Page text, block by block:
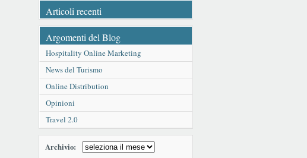
Articoli recenti
Argomenti del Blog
Hospitality Online Marketing
News del Turismo
Online Distribution
Opinioni
Travel 2.0
Archivio: